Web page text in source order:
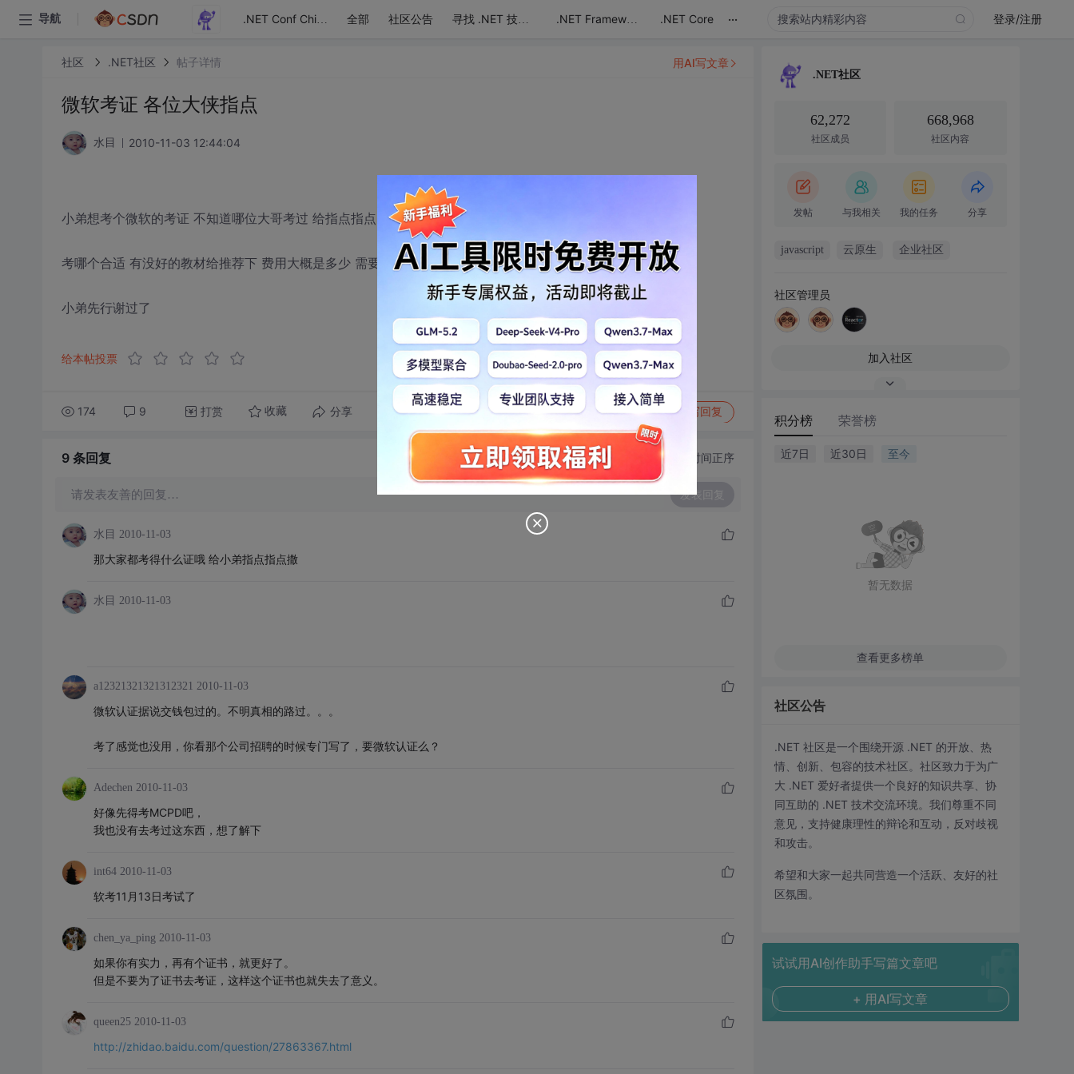
导航 .NET Conf China 全部 社区公告 寻找 .NET 技术达人 .NET Framework .NET Core ... 登录/注册
社区 .NET社区 帖子详情
微软考证 各位大侠指点
水目 2010-11-03 12:44:04
小弟想考个微软的考证 不知道哪位大哥考过 给指点指点
考哪个合适 有没好的教材给推荐下 费用大概是多少 需要注意些什么呢
小弟先行谢过了
给本帖投票
174 9 打赏 收藏 分享 转发到动态 举报 写回复
用AI写文章
9 条回复 切换为时间正序
请发表友善的回复… 发表回复
水目 2010-11-03
那大家都考得什么证哦 给小弟指点指点撒
水目 2010-11-03
a12321321321312321 2010-11-03
微软认证据说交钱包过的。不明真相的路过。。。
考了感觉也没用，你看那个公司招聘的时候专门写了，要微软认证么？
Adechen 2010-11-03
好像先得考MCPD吧，
我也没有去考过这东西，想了解下
int64 2010-11-03
软考11月13日考试了
chen_ya_ping 2010-11-03
如果你有实力，再有个证书，就更好了。
但是不要为了证书去考证，这样这个证书也就失去了意义。
queen25 2010-11-03
http://zhidao.baidu.com/question/27863367.html
.NET社区
62,272
社区成员
668,968
社区内容
发帖 与我相关 我的任务 分享
javascript 云原生 企业社区
社区管理员
加入社区
积分榜 荣誉榜
近7日 近30日 至今
暂无数据
查看更多榜单
社区公告
.NET 社区是一个围绕开源 .NET 的开放、热
情、创新、包容的技术社区。社区致力于为广
大 .NET 爱好者提供一个良好的知识共享、协
同互助的 .NET 技术交流环境。我们尊重不同
意见，支持健康理性的辩论和互动，反对歧视
和攻击。
希望和大家一起共同营造一个活跃、友好的社
区氛围。
试试用AI创作助手写篇文章吧
+ 用AI写文章